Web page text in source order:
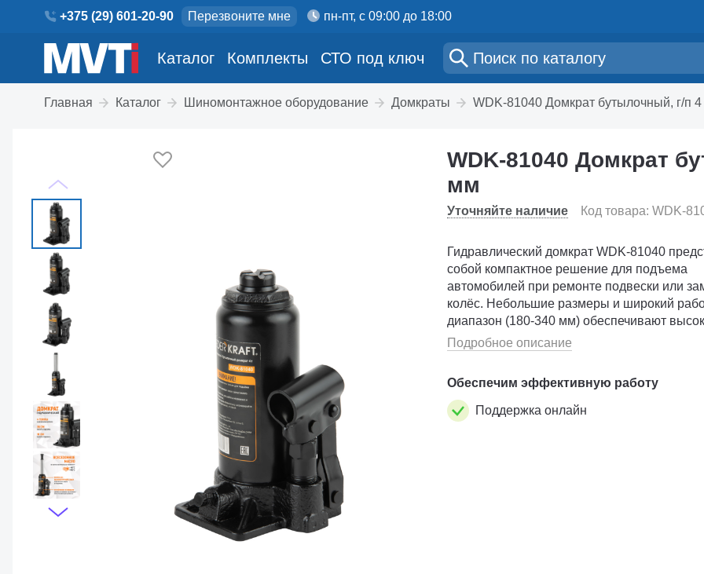
+375 (29) 601-20-90 Перезвоните мне пн-пт, с 09:00 до 18:00
Каталог Комплекты СТО под ключ
Главная Каталог Шиномонтажное оборудование Домкраты WDK-81040 Домкрат бутылочный, г/п
WDK-81040 Домкрат
мм
Уточняйте наличие Код товара: WDK-
Гидравлический домкрат WDK-81040
собой компактное решение для подъема
автомобилей при ремонте подвески или
колёс. Небольшие размеры и широкий
диапазон (180-340 мм) обеспечивают
качество работы. Груз точно и надежно
на поверхности...
Подробное описание
Обеспечим эффективную работу
Поддержка онлайн